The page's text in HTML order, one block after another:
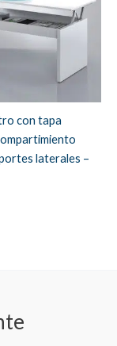
con tapa
laterales –